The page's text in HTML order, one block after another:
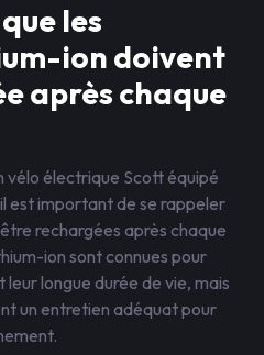
les
ion doivent
après chaque
vélo électrique Scott équipé
est important de se rappeler
rechargées après chaque
ion sont connues pour
longue durée de vie, mais
un entretien adéquat pour